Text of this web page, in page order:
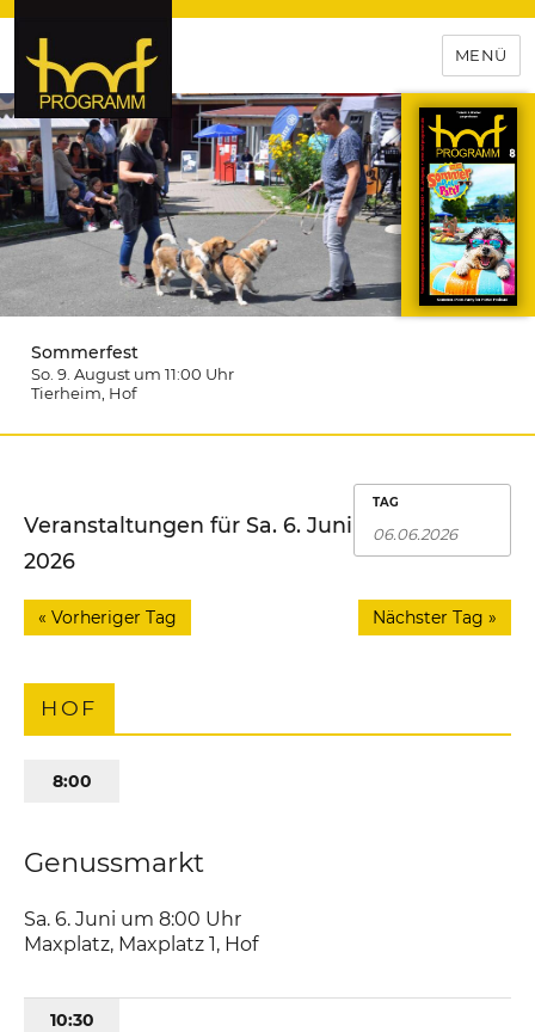
hof-programm – das
Veranstaltungsportal für
Hochfranken
MENÜ
Sommerfest
So. 9. August um 11:00 Uhr
Tierheim , Hof
TAG
Veranstaltungen für Sa. 6. Juni
2026
« Vorheriger Tag Nächster Tag »
HOF
8:00
Genussmarkt
Sa. 6. Juni um 8:00 Uhr
Maxplatz, Maxplatz 1 Hof
10:30